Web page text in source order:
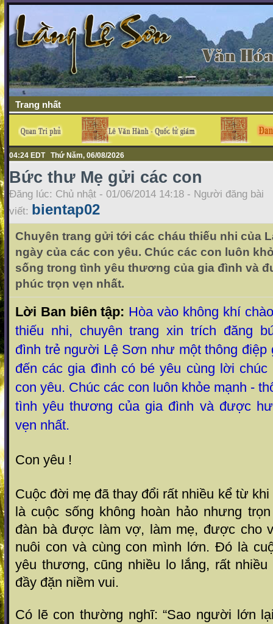
Trang nhất
04:24 EDT Thứ Năm, 06/08/2026
Bức thư Mẹ gửi các con
Đăng lúc: Chủ nhật - 01/06/2014 14:18 - Người đăng bài
viết: bientap02
Chuyên trang gửi tới các cháu thiếu nhi của
ngày của các con yêu. Chúc các con luôn
sống trong tình yêu thương của gia đình và
phúc trọn vẹn nhất.
Lời Ban biên tập: Hòa vào không khí
thiếu nhi, chuyên trang xin trích đăng
đình trẻ người Lệ Sơn như một thông điệp
đến các gia đình có bé yêu cùng lời
con yêu. Chúc các con luôn khỏe mạnh -
tình yêu thương của gia đình và được
vẹn nhất.
Con yêu !
Cuộc đời mẹ đã thay đổi rất nhiều kể từ
là cuộc sống không hoàn hảo nhưng
đàn bà được làm vợ, làm mẹ, được cho
nuôi con và cùng con mình lớn. Đó là
yêu thương, cũng nhiều lo lắng, rất
đầy đặn niềm vui.
Có lẽ con thường nghĩ: “Sao người lớn